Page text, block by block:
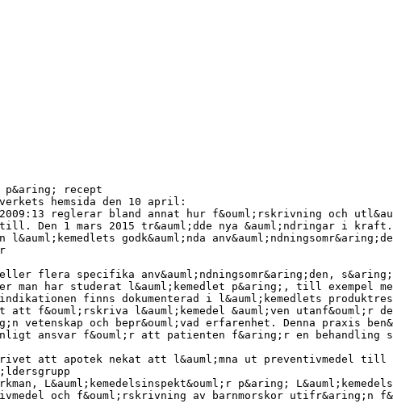
p&aring; recept
hemsida den 10 april:
reglerar bland annat hur f&ouml;rskrivning och
Den 1 mars 2015 tr&auml;dde nya &auml;ndringar i
l&auml;kemedlets godk&auml;nda
flera specifika anv&auml;ndningsomr&aring;den,
man har studerat l&auml;kemedlet p&aring;, till exempel
finns dokumenterad i l&auml;kemedlets
f&ouml;rskriva l&auml;kemedel &auml;ven utanf&ouml;r
vetenskap och bepr&ouml;vad erfarenhet. Denna praxis
ansvar f&ouml;r att patienten f&aring;r en behandling
att apotek nekat att l&auml;mna ut preventivmedel till
L&auml;kemedelsinspekt&ouml;r p&aring;
och f&ouml;rskrivning av barnmorskor utifr&aring;n